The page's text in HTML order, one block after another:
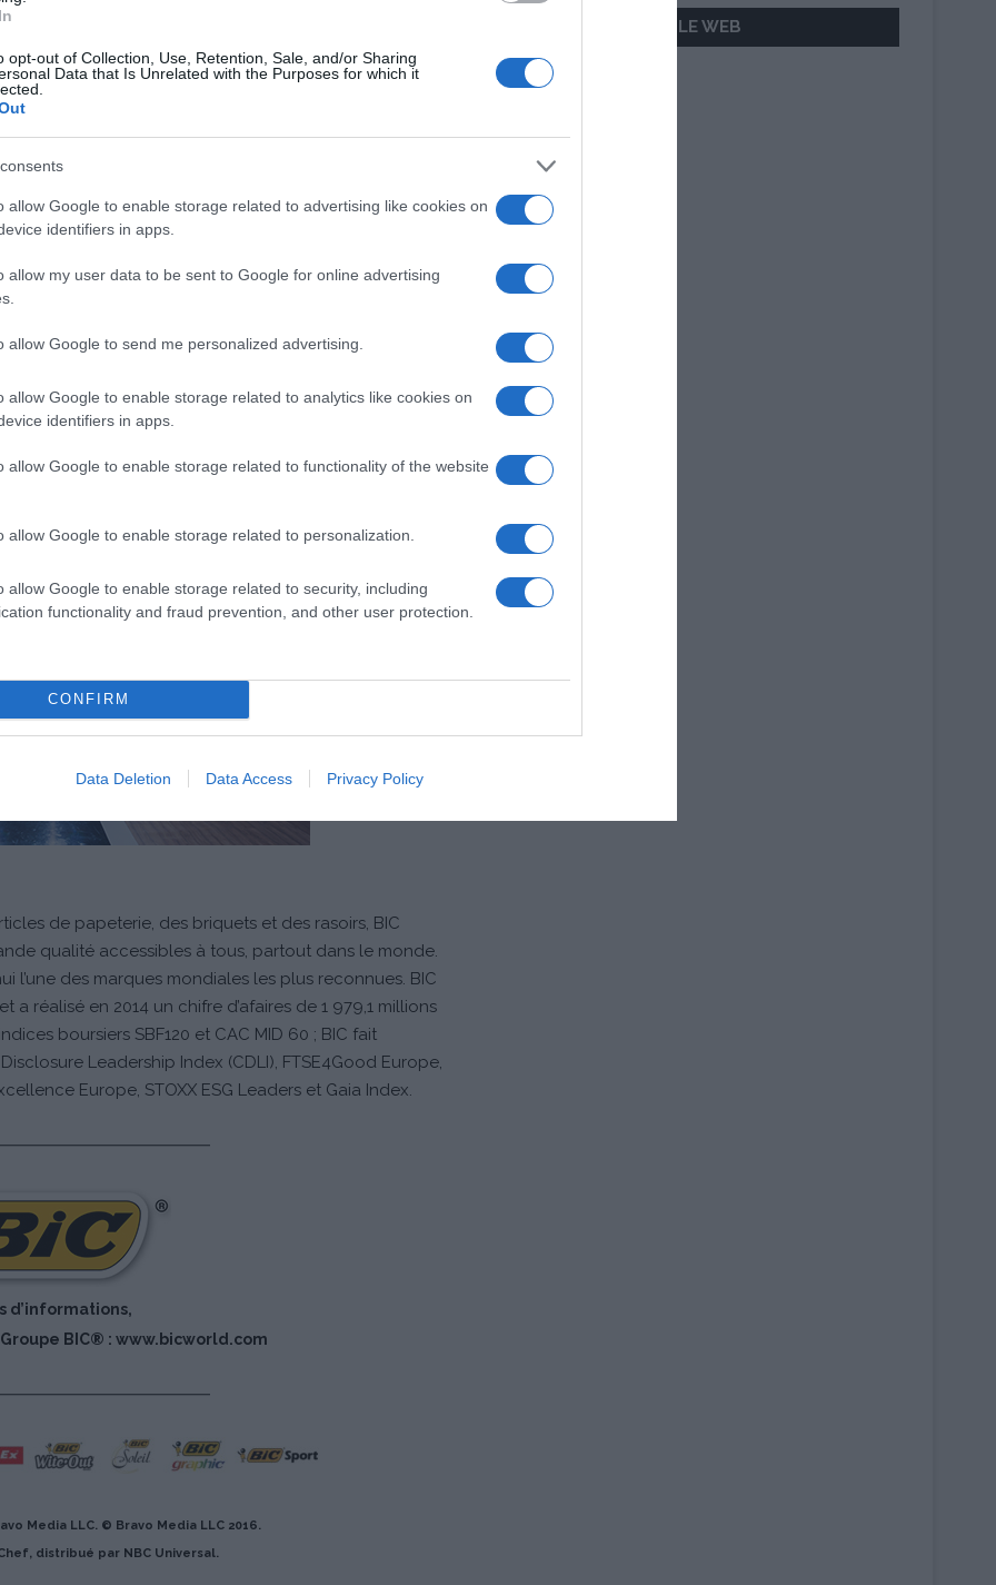
opt-out of Collection, Use, Retention, Sale, and/or Sharing
Data that Is Unrelated with the Purposes for which it
allow Google to enable storage related to advertising like cookies on
identifiers in apps.
allow my user data to be sent to Google for online advertising
allow Google to send me personalized advertising.
allow Google to enable storage related to analytics like cookies on
identifiers in apps.
allow Google to enable storage related to functionality of the website
allow Google to enable storage related to personalization.
allow Google to enable storage related to security, including
functionality and fraud prevention, and other user protection.
CONFIRM
Data Deletion Data Access Privacy Policy
faciles, confortables et sécurisés.
pour l’allumage des gazinières, des bougies, des
plus grand concours français de cuisine réservé aux
de téléspectateurs. La saison 6 diffusée en 2015
par émission et a été la 2 ème émission la plus
qualité et de sécurité de BIC et respecte la norme
TOP CHEF
SURFACES À PARTIR DE MARS 2016.
: ENVIRON 4,40 EUROS.
de papeterie, des briquets et des rasoirs, BIC
qualité accessibles à tous, partout dans le monde.
l’une des marques mondiales les plus reconnues. BIC
réalisé en 2014 un chifre d’afaires de 1 979,1 millions
boursiers SBF120 et CAC MID 60 ; BIC fait
Leadership Index (CDLI), FTSE4Good Europe,
Europe, STOXX ESG Leaders et Gaia Index.
d’informations,
BIC® : www.bicworld.com
Media LLC. © Bravo Media LLC 2016.
distribué par NBC Universal.
AILLEURS SUR LE WEB